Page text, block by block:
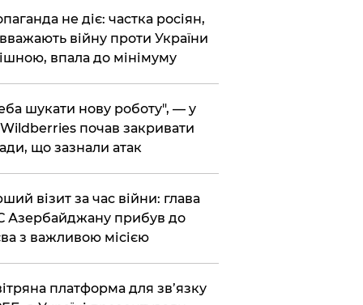
не діє: частка росіян,
війну проти України
впала до мінімуму
шукати нову роботу", — у
почав закривати
що зазнали атак
візит за час війни: глава
Азербайджану прибув до
з важливою місією
платформа для зв’язку